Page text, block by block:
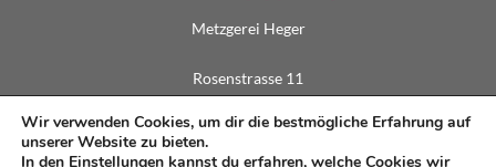
Metzgerei Heger
Rosenstrasse 11
Tel: 07161/73495
Fax: 07161/79549
Wir verwenden Cookies, um dir die bestmögliche Erfahrung auf
unserer Website zu bieten.
In den Einstellungen kannst du erfahren, welche Cookies wir